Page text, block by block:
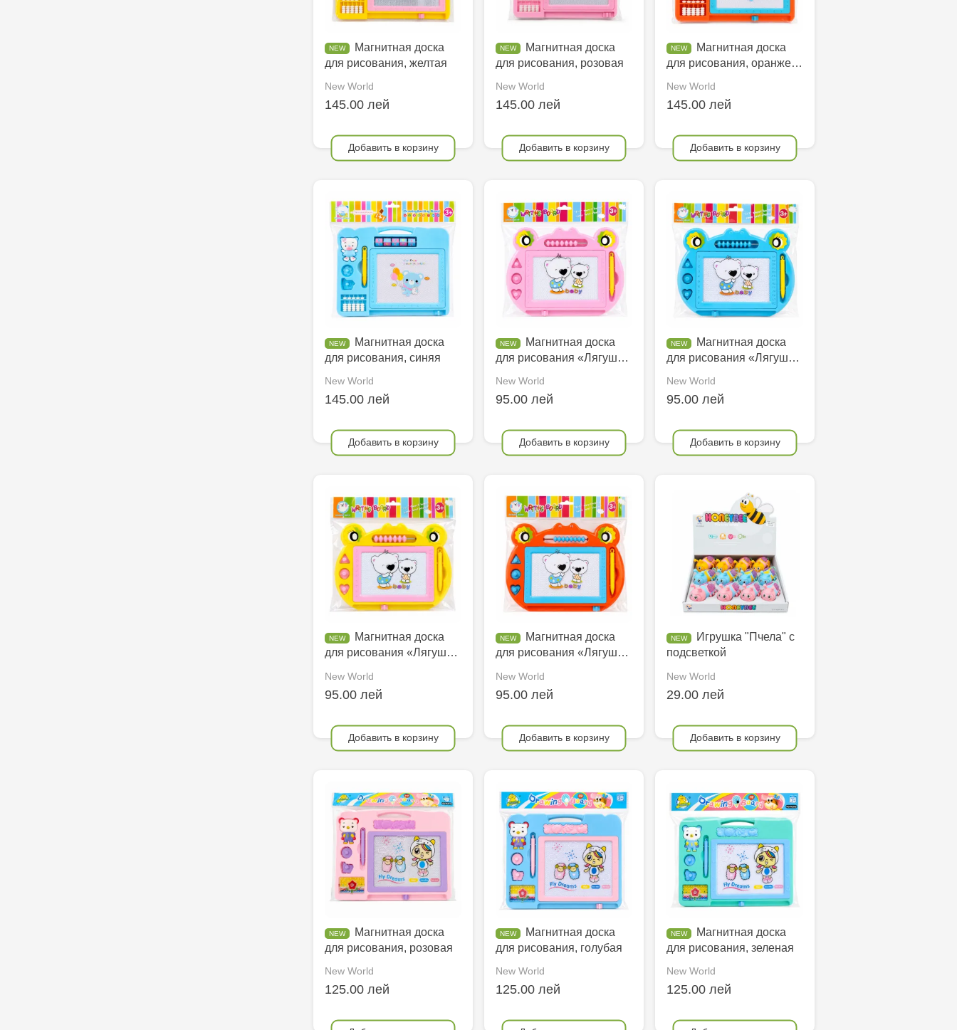
Магнитная доска
для рисования, желтая
New World
145.00 лей
Добавить в корзину
Магнитная доска
для рисования, розовая
New World
145.00 лей
Добавить в корзину
Магнитная доска
для рисования, оранже…
New World
145.00 лей
Добавить в корзину
Магнитная доска
для рисования, синяя
New World
145.00 лей
Добавить в корзину
Магнитная доска
для рисования «Лягуш…
New World
95.00 лей
Добавить в корзину
Магнитная доска
для рисования «Лягуш…
New World
95.00 лей
Добавить в корзину
Магнитная доска
для рисования «Лягуш…
New World
95.00 лей
Добавить в корзину
Магнитная доска
для рисования «Лягуш…
New World
95.00 лей
Добавить в корзину
Игрушка "Пчела" с
подсветкой
New World
29.00 лей
Добавить в корзину
Магнитная доска
для рисования, розовая
New World
125.00 лей
Магнитная доска
для рисования, голубая
New World
125.00 лей
Магнитная доска
для рисования, зеленая
New World
125.00 лей